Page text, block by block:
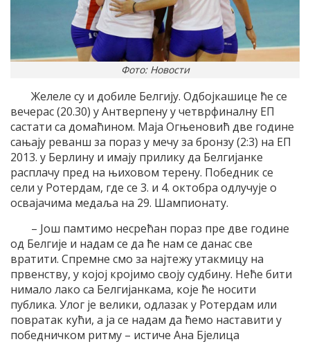
Фото: Новости
Желеле су и добиле Белгију. Одбојкашице ће се
вечерас (20.30) у Антверпену у четврфиналну ЕП
састати са домаћином. Маја Огњеновић две године
сањају реванш за пораз у мечу за бронзу (2:3) на ЕП
2013. у Берлину и имају прилику да Белгијанке
расплачу пред на њиховом терену. Победник се
сели у Ротердам, где се 3. и 4. октобра одлучује о
освајачима медаља на 29. Шампионату.
– Још памтимо несрећан пораз пре две године
од Белгије и надам се да ће нам се данас све
вратити. Спремне смо за најтежу утакмицу на
првенству, у којој кројимо своју судбину. Неће бити
нимало лако са Белгијанкама, које ће носити
публика. Улог је велики, одлазак у Ротердам или
повратак кући, а ја се надам да ћемо наставити у
победничком ритму – истиче Ана Бјелица